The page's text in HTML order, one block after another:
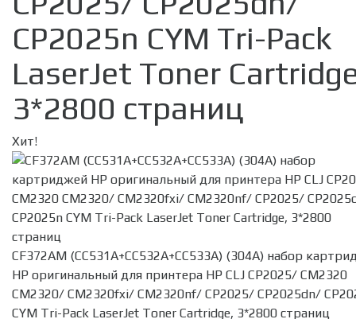
CP2025n CYM Tri-Pack
LaserJet Toner
3*2800 страниц
Хит!
CF372AM (CC531A+CC532A+CC533A) (304A) набор
HP оригинальный для принтера HP CLJ CP2025/ CM2320
CM2320/ CM2320fxi/ CM2320nf/ CP2025/ CP2025dn/
CYM Tri-Pack LaserJet Toner Cartridge, 3*2800 страниц